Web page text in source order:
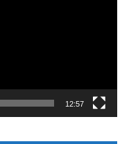
12:57